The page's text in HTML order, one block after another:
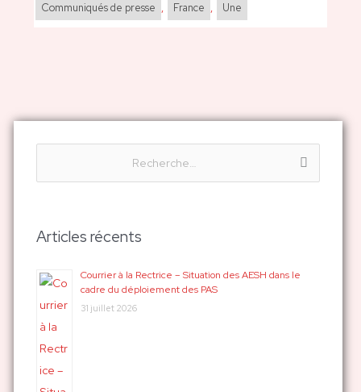
e
h
Articles récents
Courrier à la Rectrice – Situation des AESH dans le
cadre du déploiement des PAS
31 juillet 2026
Communiqués de presse , France , Une